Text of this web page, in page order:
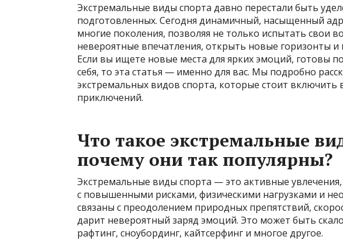
Экстремальные виды спорта давно перестали быть
подготовленных. Сегодня динамичный, насыщенный
многие поколения, позволяя не только испытать свои
невероятные впечатления, открыть новые горизонты и
Если вы ищете новые места для ярких эмоций, готовы
себя, то эта статья — именно для вас. Мы подробно
экстремальных видов спорта, которые стоит включить
приключений.
Что такое экстремальные
почему они так популярны?
Экстремальные виды спорта — это активные увлечения,
с повышенными рисками, физическими нагрузками и
связаны с преодолением природных препятствий,
дарит невероятный заряд эмоций. Это может быть
рафтинг, сноубординг, кайтсерфинг и многое другое.